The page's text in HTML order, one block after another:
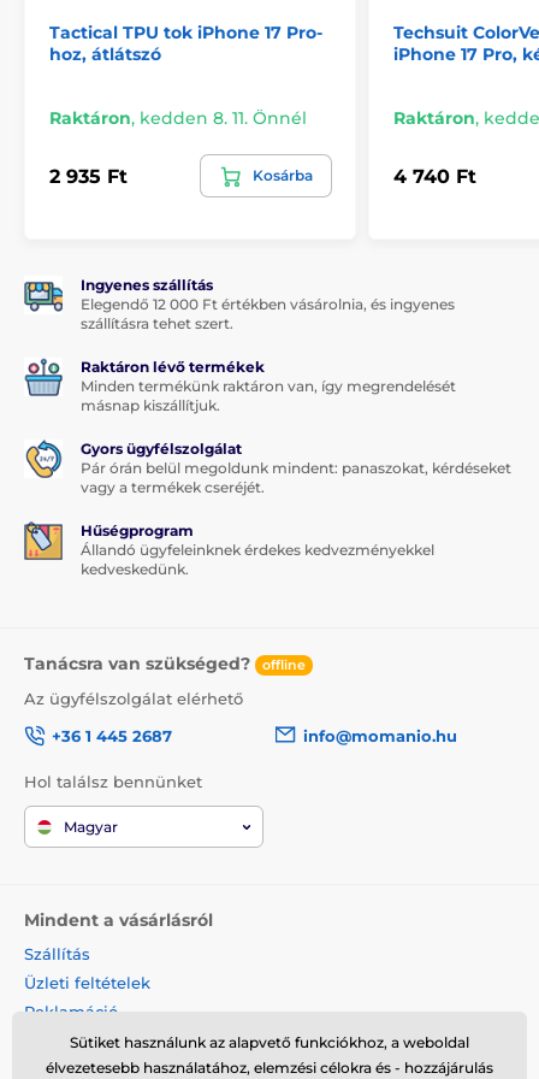
Tactical TPU tok iPhone 17 Pro-
hoz, átlátszó
Raktáron, kedden 8. 11. Önnél
2 935 Ft Kosárba
Techsuit
iPhone 17 Pro,
Raktáron,
4 740 Ft
Ingyenes szállítás
Elegendő 12 000 Ft értékben vásárolnia, és ingyenes
szállításra tehet szert.
Raktáron lévő termékek
Minden termékünk raktáron van, így megrendelését
másnap kiszállítjuk.
Gyors ügyfélszolgálat
Pár órán belül megoldunk mindent: panaszokat, kérdéseket
vagy a termékek cseréjét.
Hűségprogram
Állandó ügyfeleinknek érdekes kedvezményekkel
kedveskedünk.
Tanácsra van szükséged? offline
Az ügyfélszolgálat elérhető
+36 1 445 2687
info@momanio.hu
Hol találsz bennünket
Magyar
Mindent a vásárlásról
Szállítás
Üzleti feltételek
Reklamáció
Termék visszaküldése
Termék cseréje
Sütiket használunk az alapvető funkciókhoz, a weboldal
élvezetesebb használatához, elemzési célokra és - hozzájárulás